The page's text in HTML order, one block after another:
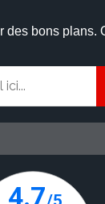
des bons plans.